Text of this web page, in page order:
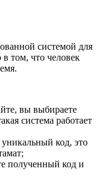
системой для
в том, что человек
вы выбираете
система работает
код, это
полученный код и